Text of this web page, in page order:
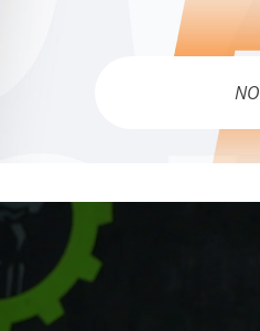
NO